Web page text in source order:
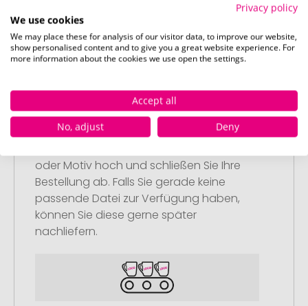
Schritt 2:
Upload Ihres Logos oder Motivs
Laden Sie auf unserer
oder Motiv hoch und schließen Sie Ihre
Bestellung ab. Falls Sie gerade keine
passende Datei zur Verfügung haben,
können Sie diese gerne später
nachliefern.
Privacy policy
We use cookies
We may place these for analysis of our visitor data, to improve our website,
show personalised content and to give you a great website experience. For
more information about the cookies we use open the settings.
Accept all
No, adjust
Deny